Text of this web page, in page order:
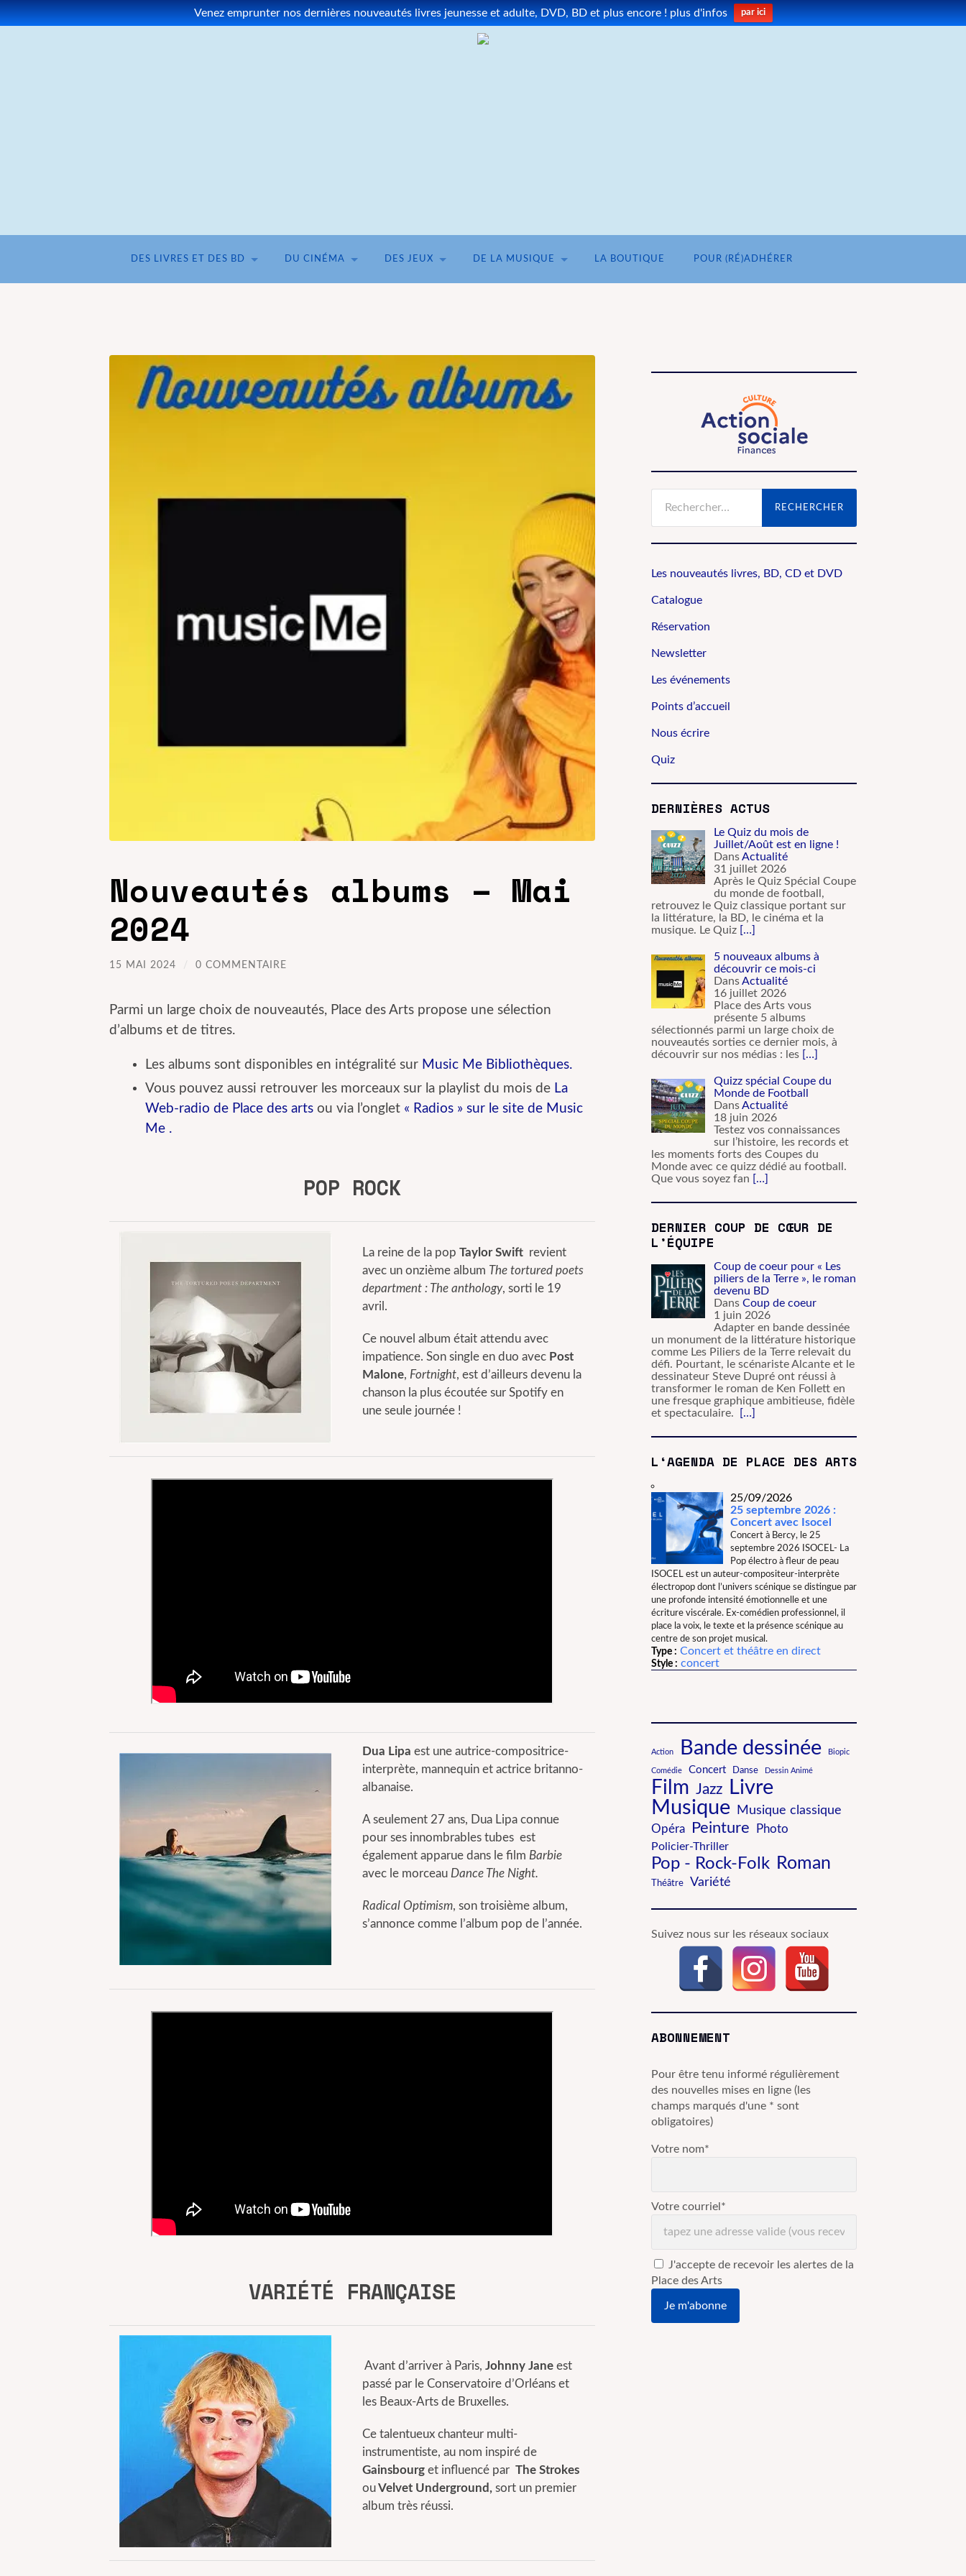
Venez emprunter nos dernières nouveautés livres jeunesse et adulte, DVD, BD et plus encore ! plus d'infos par ici
DES LIVRES ET DES BD DU CINÉMA DES JEUX DE LA MUSIQUE LA BOUTIQUE POUR (RÉ)ADHÉRER
Nouveautés albums – Mai
2024
15 MAI 2024 / 0 COMMENTAIRE
Parmi un large choix de nouveautés, Place des Arts propose une sélection
d’albums et de titres.
Les albums sont disponibles en intégralité sur Music Me Bibliothèques.
Vous pouvez aussi retrouver les morceaux sur la playlist du mois de La
Web-radio de Place des arts ou via l’onglet « Radios » sur le site de Music
Me .
POP ROCK
La reine de la pop Taylor Swiftrevient
avec un onzième album The tortured poets
department : The anthology, sorti le 19
avril.
Ce nouvel album était attendu avec
impatience. Son single en duo avec Post
Malone, Fortnight, est d’ailleurs devenu la
chanson la plus écoutée sur Spotify en
une seule journée !
Dua Lipa est une autrice-compositrice-
interprète, mannequin et actrice britanno-
albanaise.
A seulement 27 ans, Dua Lipa connue
pour ses innombrables tubes est
également apparue dans le film Barbie
avec le morceau Dance The Night.
Radical Optimism, son troisième album,
s’annonce comme l’album pop de l’année.
VARIÉTÉ FRANÇAISE
Avant d’arriver à Paris, Johnny Janeest
passé par le Conservatoire d’Orléans et
les Beaux-Arts de Bruxelles.
Ce talentueux chanteur multi-
instrumentiste, au nom inspiré de
Gainsbourget influencé par The Strokes
ouVelvet Underground, sort un premier
album très réussi.
Les nouveautés livres, BD, CD et DVD
Catalogue
Réservation
Newsletter
Les événements
Points d’accueil
Nous écrire
Quiz
DERNIÈRES ACTUS
Le Quiz du mois de
Juillet/Août est en ligne !
DansActualité
31 juillet 2026
Après le Quiz Spécial Coupe
du monde de football,
retrouvez le Quiz classique portant sur
la littérature, la BD, le cinéma et la
musique. Le Quiz […]
5 nouveaux albums à
découvrir ce mois-ci
DansActualité
16 juillet 2026
Place des Arts vous
présente 5 albums
sélectionnés parmi un large choix de
nouveautés sorties ce dernier mois, à
découvrir sur nos médias : les […]
Quizz spécial Coupe du
Monde de Football
DansActualité
18 juin 2026
Testez vos connaissances
sur l’histoire, les records et
les moments forts des Coupes du
Monde avec ce quizz dédié au football.
Que vous soyez fan […]
DERNIER COUP DE CŒUR DE
L’ÉQUIPE
Coup de coeur pour « Les
piliers de la Terre », le roman
devenu BD
Dans Coup de coeur
1 juin 2026
Adapter en bande dessinée
un monument de la littérature historique
comme Les Piliers de la Terre relevait du
défi. Pourtant, le scénariste Alcante et le
dessinateur Steve Dupré ont réussi à
transformer le roman de Ken Follett en
une fresque graphique ambitieuse, fidèle
et spectaculaire.
[…]
L‘AGENDA DE PLACE DES ARTS
25/09/2026
25 septembre 2026 :
Concert avec Isocel
Concert à Bercy, le 25
septembre 2026 ISOCEL- La
Pop électro à fleur de peau
ISOCEL est un auteur-compositeur-interprète
électropop dont l’univers scénique se distingue par
une profonde intensité émotionnelle et une
écriture viscérale. Ex-comédien professionnel, il
place la voix, le texte et la présence scénique au
centre de son projet musical.
Type : Concert et théâtre en direct
Style : concert
Action Bande dessinée Biopic
Comédie Concert Danse Dessin Animé
Film Jazz Livre
Musique Musique classique
Opéra Peinture Photo
Policier-Thriller
Pop - Rock-Folk Roman
Théâtre Variété
Suivez nous sur les réseaux sociaux
ABONNEMENT
Pour être tenu informé régulièrement
des nouvelles mises en ligne (les
champs marqués d'une * sont
obligatoires)
Votre nom*
Votre courriel*
J'accepte de recevoir les alertes de la
Place des Arts